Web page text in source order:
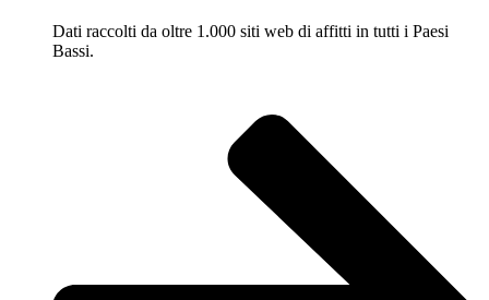
Dati raccolti da oltre 1.000 siti web di affitti in tutti i Paesi
Bassi.